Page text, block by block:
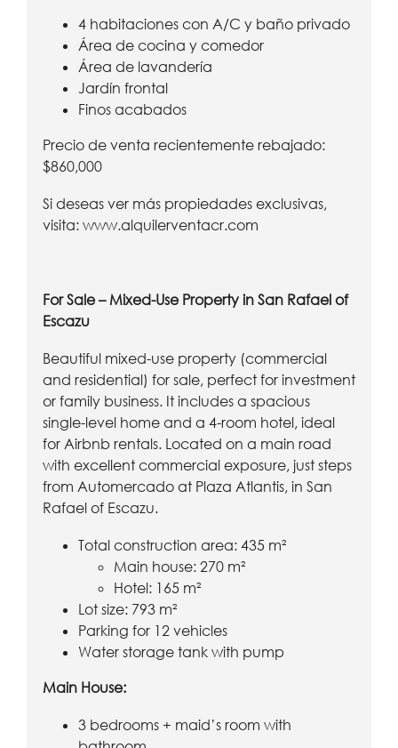
4 habitaciones con A/C y baño privado
Área de cocina y comedor
Área de lavandería
Jardín frontal
Finos acabados
Precio de venta recientemente rebajado:
$860,000
Si deseas ver más propiedades exclusivas,
visita: www.alquilerventacr.com
For Sale – Mixed-Use Property in San Rafael of
Escazu
Beautiful mixed-use property (commercial
and residential) for sale, perfect for investment
or family business. It includes a spacious
single-level home and a 4-room hotel, ideal
for Airbnb rentals. Located on a main road
with excellent commercial exposure, just steps
from Automercado at Plaza Atlantis, in San
Rafael of Escazu.
Total construction area: 435 m²
Main house: 270 m²
Hotel: 165 m²
Lot size: 793 m²
Parking for 12 vehicles
Water storage tank with pump
Main House:
3 bedrooms + maid’s room with